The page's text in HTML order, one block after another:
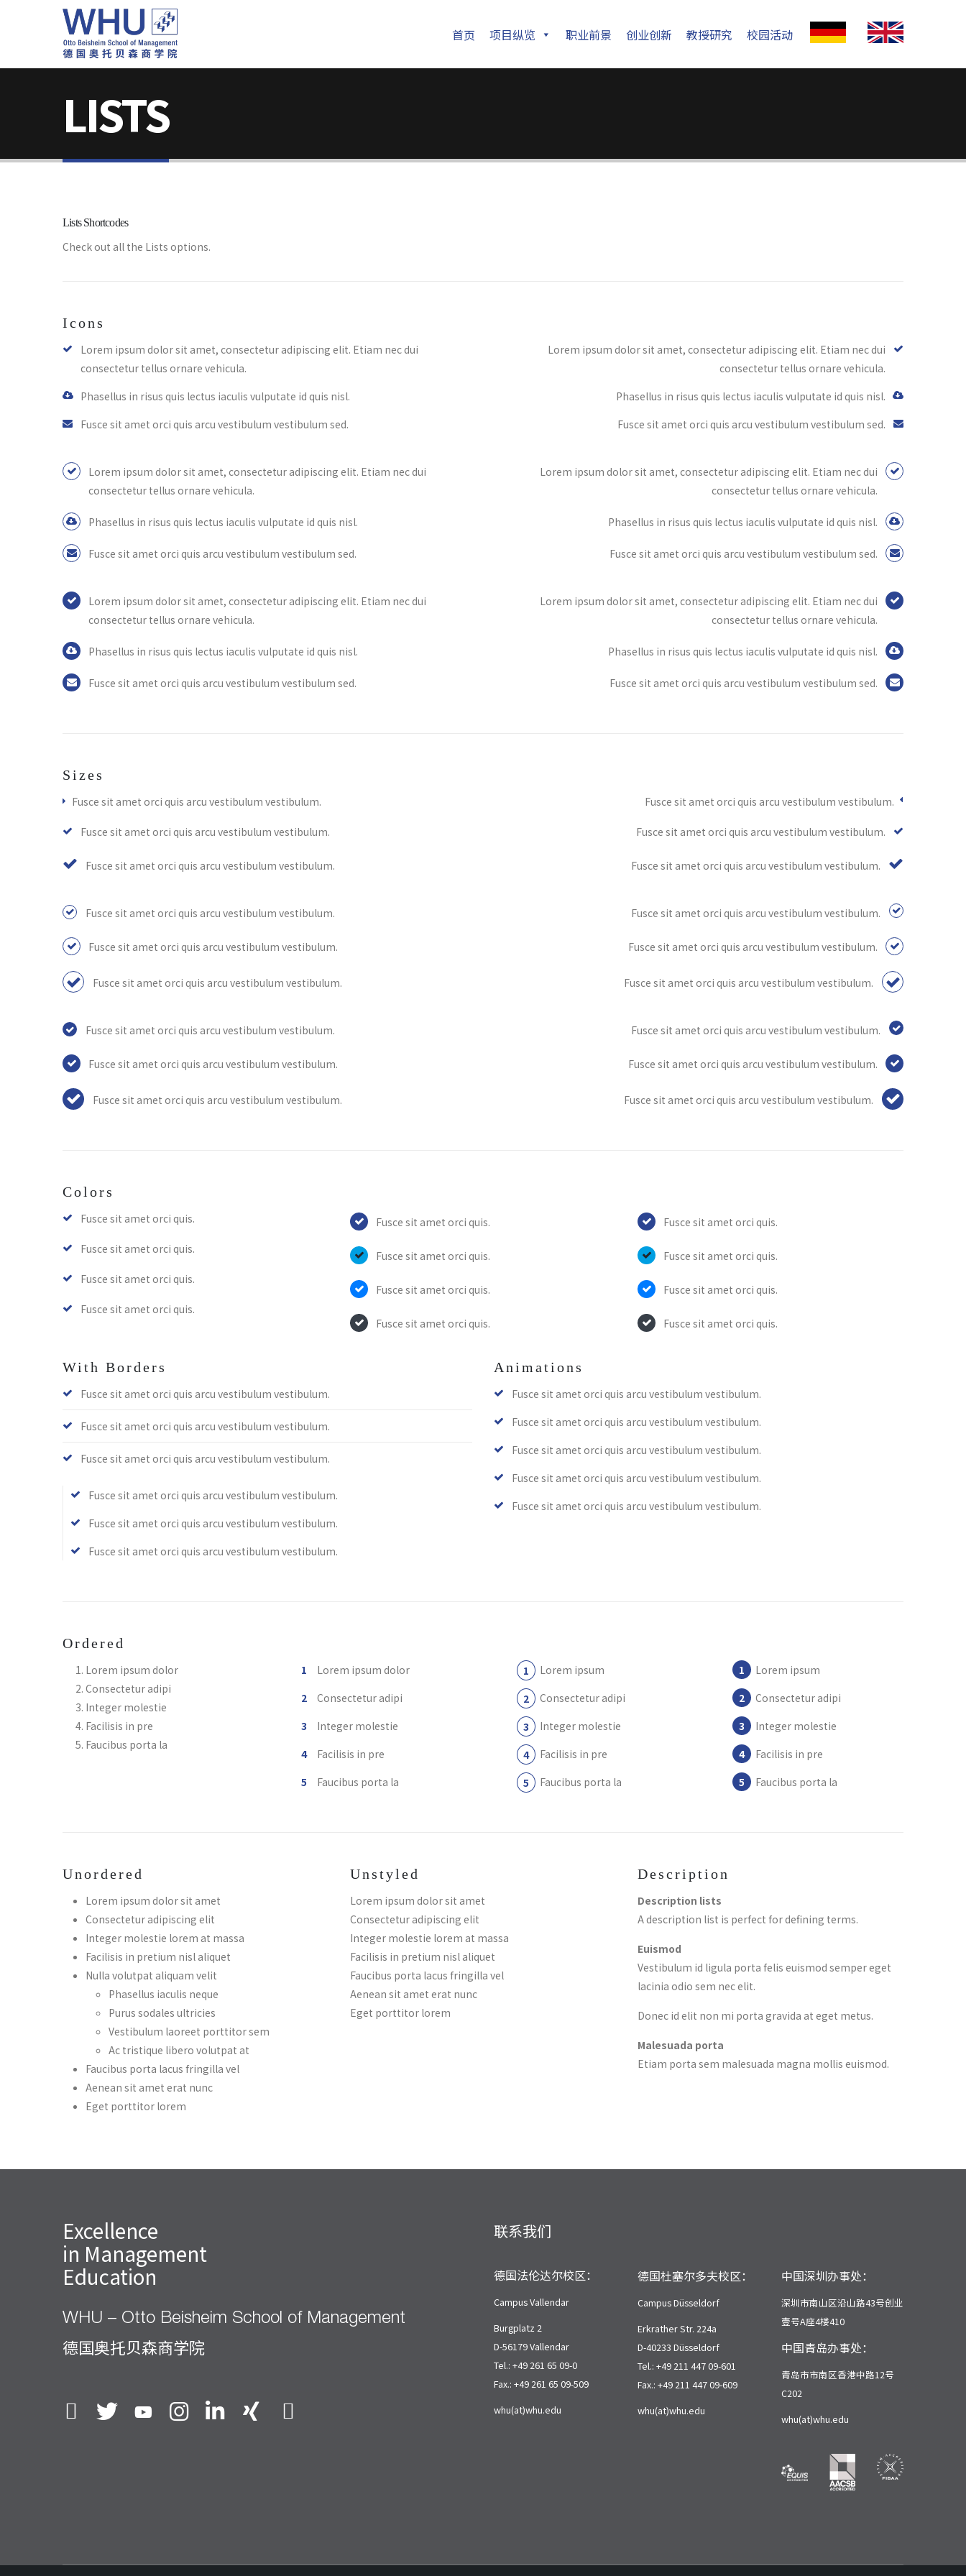
首页 项目纵览 职业前景 创业创新 教授研究 校园活动
LISTS
Lists Shortcodes
Check out all the Lists options.
Icons
Lorem ipsum dolor sit amet, consectetur adipiscing elit. Etiam nec dui
consectetur tellus ornare vehicula.
Phasellus in risus quis lectus iaculis vulputate id quis nisl.
Fusce sit amet orci quis arcu vestibulum vestibulum sed.
Lorem ipsum dolor sit amet, consectetur adipiscing elit. Etiam nec dui
consectetur tellus ornare vehicula.
Phasellus in risus quis lectus iaculis vulputate id quis nisl.
Fusce sit amet orci quis arcu vestibulum vestibulum sed.
Lorem ipsum dolor sit amet, consectetur adipiscing elit. Etiam nec dui
consectetur tellus ornare vehicula.
Phasellus in risus quis lectus iaculis vulputate id quis nisl.
Fusce sit amet orci quis arcu vestibulum vestibulum sed.
Lorem ipsum dolor sit amet, consectetur adipiscing elit. Etiam nec dui
consectetur tellus ornare vehicula.
Phasellus in risus quis lectus iaculis vulputate id quis nisl.
Fusce sit amet orci quis arcu vestibulum vestibulum sed.
Lorem ipsum dolor sit amet, consectetur adipiscing elit. Etiam nec dui
consectetur tellus ornare vehicula.
Phasellus in risus quis lectus iaculis vulputate id quis nisl.
Fusce sit amet orci quis arcu vestibulum vestibulum sed.
Lorem ipsum dolor sit amet, consectetur adipiscing elit. Etiam nec dui
consectetur tellus ornare vehicula.
Phasellus in risus quis lectus iaculis vulputate id quis nisl.
Fusce sit amet orci quis arcu vestibulum vestibulum sed.
Sizes
Fusce sit amet orci quis arcu vestibulum vestibulum.
Fusce sit amet orci quis arcu vestibulum vestibulum.
Fusce sit amet orci quis arcu vestibulum vestibulum.
Fusce sit amet orci quis arcu vestibulum vestibulum.
Fusce sit amet orci quis arcu vestibulum vestibulum.
Fusce sit amet orci quis arcu vestibulum vestibulum.
Fusce sit amet orci quis arcu vestibulum vestibulum.
Fusce sit amet orci quis arcu vestibulum vestibulum.
Fusce sit amet orci quis arcu vestibulum vestibulum.
Fusce sit amet orci quis arcu vestibulum vestibulum.
Fusce sit amet orci quis arcu vestibulum vestibulum.
Fusce sit amet orci quis arcu vestibulum vestibulum.
Fusce sit amet orci quis arcu vestibulum vestibulum.
Fusce sit amet orci quis arcu vestibulum vestibulum.
Fusce sit amet orci quis arcu vestibulum vestibulum.
Fusce sit amet orci quis arcu vestibulum vestibulum.
Fusce sit amet orci quis arcu vestibulum vestibulum.
Fusce sit amet orci quis arcu vestibulum vestibulum.
Colors
Fusce sit amet orci quis.
Fusce sit amet orci quis.
Fusce sit amet orci quis.
Fusce sit amet orci quis.
Fusce sit amet orci quis.
Fusce sit amet orci quis.
Fusce sit amet orci quis.
Fusce sit amet orci quis.
Fusce sit amet orci quis.
Fusce sit amet orci quis.
Fusce sit amet orci quis.
Fusce sit amet orci quis.
With Borders
Fusce sit amet orci quis arcu vestibulum vestibulum.
Fusce sit amet orci quis arcu vestibulum vestibulum.
Fusce sit amet orci quis arcu vestibulum vestibulum.
Fusce sit amet orci quis arcu vestibulum vestibulum.
Fusce sit amet orci quis arcu vestibulum vestibulum.
Fusce sit amet orci quis arcu vestibulum vestibulum.
Animations
Fusce sit amet orci quis arcu vestibulum vestibulum.
Fusce sit amet orci quis arcu vestibulum vestibulum.
Fusce sit amet orci quis arcu vestibulum vestibulum.
Fusce sit amet orci quis arcu vestibulum vestibulum.
Fusce sit amet orci quis arcu vestibulum vestibulum.
Ordered
Lorem ipsum dolor
Consectetur adipi
Integer molestie
Facilisis in pre
Faucibus porta la
Lorem ipsum dolor
Consectetur adipi
Integer molestie
Facilisis in pre
Faucibus porta la
Lorem ipsum
Consectetur adipi
Integer molestie
Facilisis in pre
Faucibus porta la
Lorem ipsum
Consectetur adipi
Integer molestie
Facilisis in pre
Faucibus porta la
Unordered
Lorem ipsum dolor sit amet
Consectetur adipiscing elit
Integer molestie lorem at massa
Facilisis in pretium nisl aliquet
Nulla volutpat aliquam velit
Phasellus iaculis neque
Purus sodales ultricies
Vestibulum laoreet porttitor sem
Ac tristique libero volutpat at
Faucibus porta lacus fringilla vel
Aenean sit amet erat nunc
Eget porttitor lorem
Unstyled
Lorem ipsum dolor sit amet
Consectetur adipiscing elit
Integer molestie lorem at massa
Facilisis in pretium nisl aliquet
Faucibus porta lacus fringilla vel
Aenean sit amet erat nunc
Eget porttitor lorem
Description
Description lists
A description list is perfect for defining terms.
Euismod
Vestibulum id ligula porta felis euismod semper eget
lacinia odio sem nec elit.
Donec id elit non mi porta gravida at eget metus.
Malesuada porta
Etiam porta sem malesuada magna mollis euismod.
Excellence
in Management
Education
WHU – Otto Beisheim School of Management
德国奥托贝森商学院
联系我们
德国法伦达尔校区：
Campus Vallendar
Burgplatz 2
D-56179 Vallendar
Tel.: +49 261 65 09-0
Fax.: +49 261 65 09-509
whu(at)whu.edu
德国杜塞尔多夫校区：
Campus Düsseldorf
Erkrather Str. 224a
D-40233 Düsseldorf
Tel.: +49 211 447 09-601
Fax.: +49 211 447 09-609
whu(at)whu.edu
中国深圳办事处：
深圳市南山区沿山路43号创业
壹号A座4楼410
中国青岛办事处：
青岛市市南区香港中路12号
C202
whu(at)whu.edu